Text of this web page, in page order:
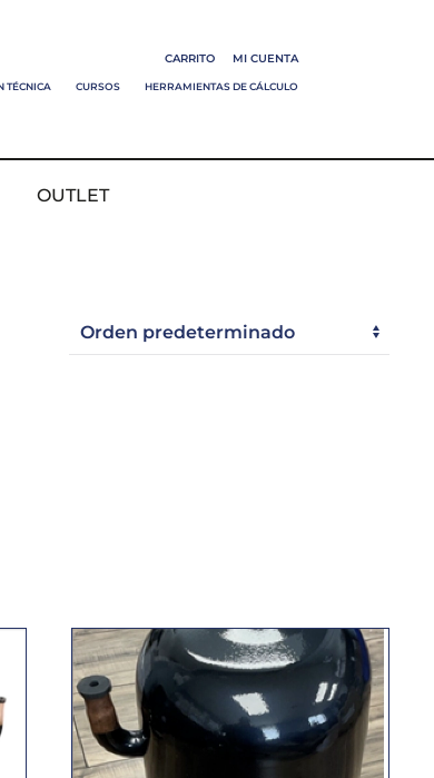
CARRITO MI CUENTA
TÉCNICA CURSOS HERRAMIENTAS DE CÁLCULO
OUTLET